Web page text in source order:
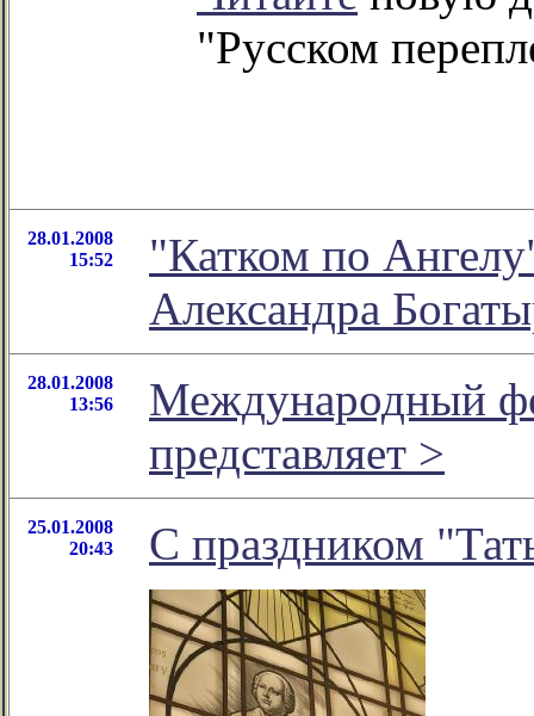
"Русском
28.01.2008
15:52
"Катком по
Александра
28.01.2008
13:56
Международный
представляет >
25.01.2008
20:43
С праздником